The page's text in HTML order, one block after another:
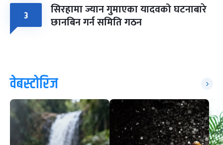
३ सिरहामा ज्यान गुमाएका यादवको घटनाबारे
छानबिन गर्न समिति गठन
वेबस्टोरिज